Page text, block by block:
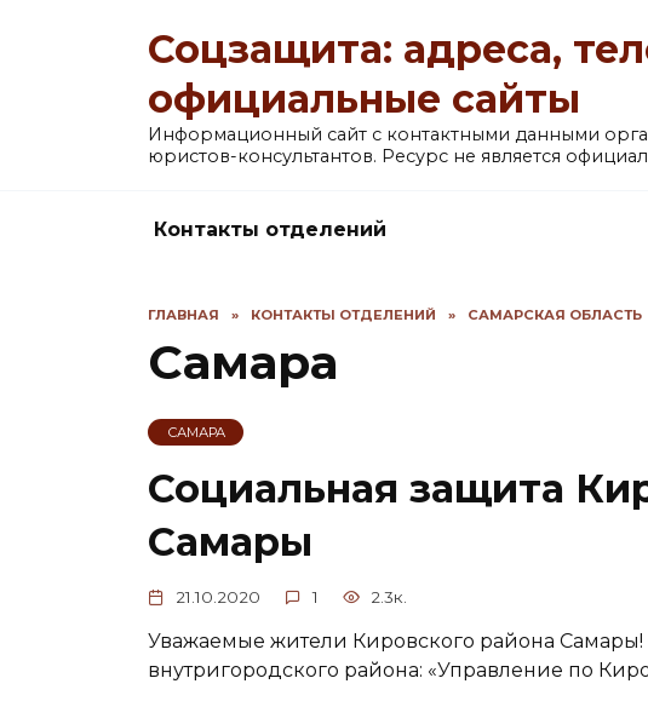
Соцзащита: адреса,
официальные сайты
Информационный сайт с контактными данными
юристов-консультантов. Ресурс не является
Контакты отделений
ГЛАВНАЯ » КОНТАКТЫ ОТДЕЛЕНИЙ » САМАРСКАЯ ОБЛАСТЬ
Самара
САМАРА
Социальная защита
Самары
21.10.2020 1 2.3к.
Уважаемые жители Кировского района
внутригородского района: «Управление по